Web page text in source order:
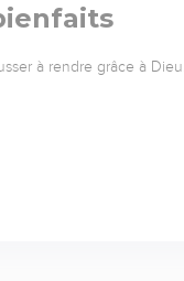
à rendre grâce à